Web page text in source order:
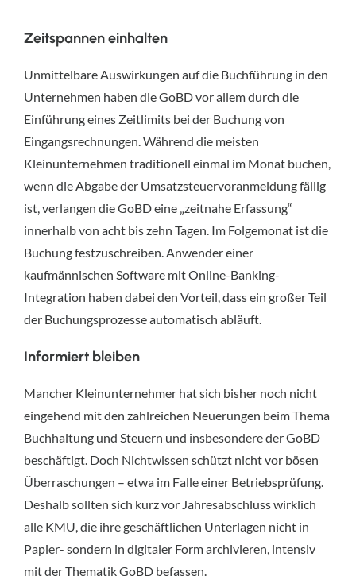
Zeitspannen einhalten
Unmittelbare Auswirkungen auf die Buchführung in den
Unternehmen haben die GoBD vor allem durch die
Einführung eines Zeitlimits bei der Buchung von
Eingangsrechnungen. Während die meisten
Kleinunternehmen traditionell einmal im Monat buchen,
wenn die Abgabe der Umsatzsteuervoranmeldung fällig
ist, verlangen die GoBD eine „zeitnahe Erfassung“
innerhalb von acht bis zehn Tagen. Im Folgemonat ist die
Buchung festzuschreiben. Anwender einer
kaufmännischen Software mit Online-Banking-
Integration haben dabei den Vorteil, dass ein großer Teil
der Buchungsprozesse automatisch abläuft.
Informiert bleiben
Mancher Kleinunternehmer hat sich bisher noch nicht
eingehend mit den zahlreichen Neuerungen beim Thema
Buchhaltung und Steuern und insbesondere der GoBD
beschäftigt. Doch Nichtwissen schützt nicht vor bösen
Überraschungen – etwa im Falle einer Betriebsprüfung.
Deshalb sollten sich kurz vor Jahresabschluss wirklich
alle KMU, die ihre geschäftlichen Unterlagen nicht in
Papier- sondern in digitaler Form archivieren, intensiv
mit der Thematik GoBD befassen.